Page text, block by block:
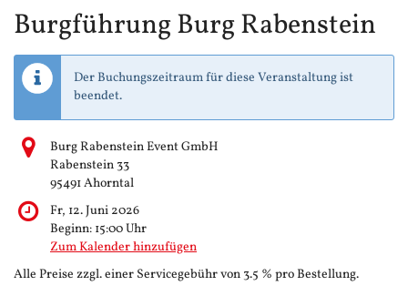
Burgführung Burg Rabenstein
Der Buchungszeitraum für diese Veranstaltung ist
beendet.
Burg Rabenstein Event GmbH
Rabenstein 33
95491 Ahorntal
Fr, 12. Juni 2026
Beginn: 15:00Uhr
Zum Kalender hinzufügen
Alle Preise zzgl. einer Servicegebühr von 3.5 % pro Bestellung.